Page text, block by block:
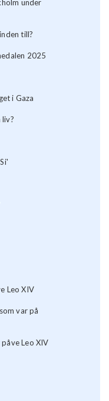
under
till?
2025
i Gaza
liv?
Leo XIV
var på
Leo XIV